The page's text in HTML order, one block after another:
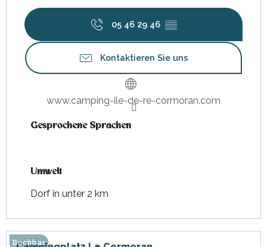
05 46 29 46 ▒▒
Kontaktieren Sie uns
www.camping-ile-de-re-cormoran.com
Gesprochene Sprachen
Gesprochene Sprachen
Umwelt
Umwelt
Dorf in unter 2 km
Buchbar